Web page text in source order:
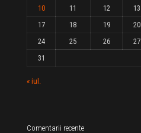
10
11 12 13
17
18 19 20
24
25 26 27
31
« iul.
Comentarii recente